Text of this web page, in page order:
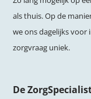
als thuis. Op de
we ons dagelijks voor
zorgvraag uniek.
De